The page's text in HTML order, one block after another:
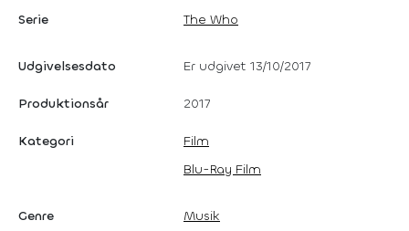
Serie The Who
Udgivelsesdato Er udgivet 13/10/2017
Produktionsår 2017
Kategori
Film
Blu-Ray Film
Genre Musik